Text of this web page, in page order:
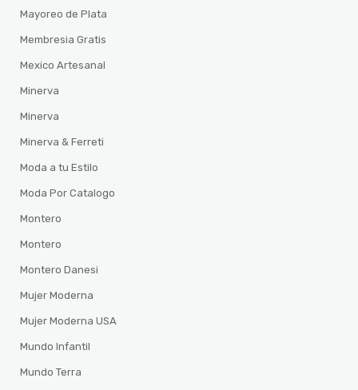
Mayoreo de Plata
Membresia Gratis
Mexico Artesanal
Minerva
Minerva
Minerva & Ferreti
Moda a tu Estilo
Moda Por Catalogo
Montero
Montero
Montero Danesi
Mujer Moderna
Mujer Moderna USA
Mundo Infantil
Mundo Terra